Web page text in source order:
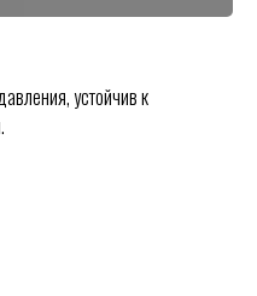
устойчив к